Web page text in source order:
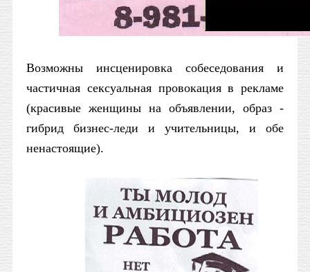
Возможны инсценировка собеседования и
частичная сексуальная провокация в рекламе
(красивые женщины на объявлении, образ -
гибрид бизнес-леди и учительницы, и обе
ненастоящие).